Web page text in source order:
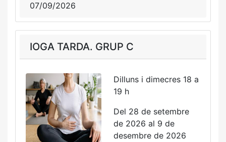
07/09/2026
IOGA TARDA. GRUP C
Dilluns i dimecres 18 a
19 h
Del 28 de setembre
de 2026 al 9 de
desembre de 2026